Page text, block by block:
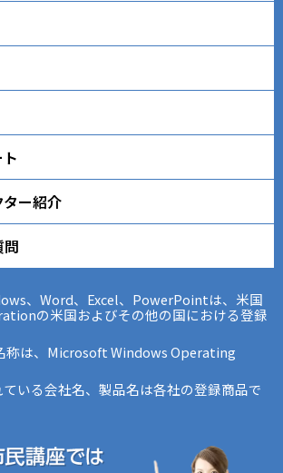
ー紹介
問
、Word、Excel、PowerPointは、米国
の米国およびその他の国における登録
称は、Microsoft Windows Operating
いる会社名、製品名は各社の登録商品で